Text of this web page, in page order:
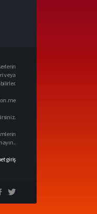
veya
giriş